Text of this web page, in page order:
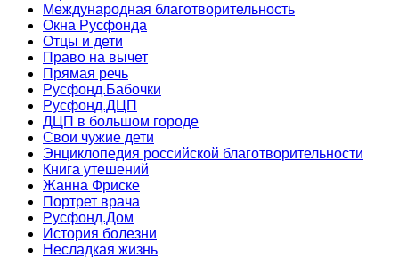
Международная благотворительность
Окна Русфонда
Отцы и дети
Право на вычет
Прямая речь
Русфонд.Бабочки
Русфонд.ДЦП
ДЦП в большом городе
Свои чужие дети
Энциклопедия российской благотворительности
Книга утешений
Жанна Фриске
Портрет врача
Русфонд.Дом
История болезни
Несладкая жизнь